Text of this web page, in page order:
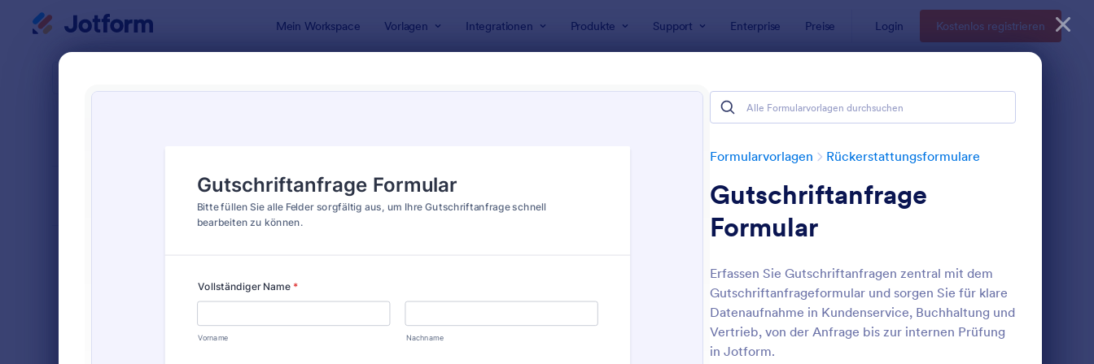
Mein Workspace Vorlagen Integrationen Produkte Support Enterprise Preise Login Kostenlos registrieren
Formularvorlagen Rückerstattungsformulare
Gutschriftanfrage
Formular
Erfassen Sie Gutschriftanfragen zentral mit dem
Gutschriftanfrageformular und sorgen Sie für klare
Datenaufnahme in Kundenservice, Buchhaltung und
Vertrieb, von der Anfrage bis zur internen Prüfung
in Jotform.
Vorschau: Bestellungsstornierungsformular : RückerstattungsüberprüfungsformularVorschau:
Klassisch
719